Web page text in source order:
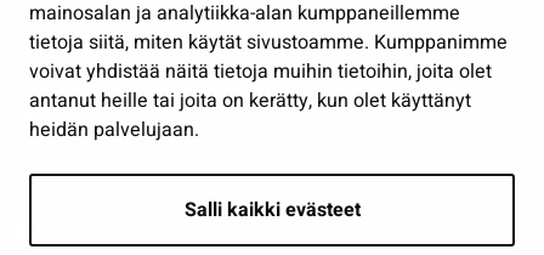
mainosalan ja analytiikka-alan kumppaneillemme
tietoja siitä, miten käytät sivustoamme. Kumppanimme
voivat yhdistää näitä tietoja muihin tietoihin, joita olet
antanut heille tai joita on kerätty, kun olet käyttänyt
heidän palvelujaan.
Salli kaikki evästeet
Seuraa meitä